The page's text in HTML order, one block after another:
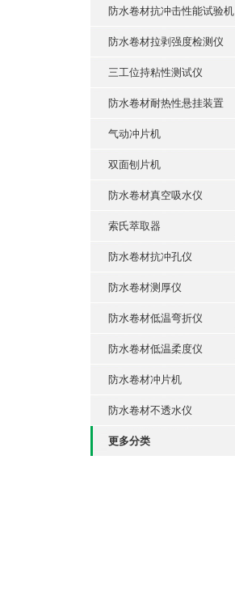
防水卷材抗冲击性能试验机
防水卷材拉剥强度检测仪
三工位持粘性测试仪
防水卷材耐热性悬挂装置
气动冲片机
双面刨片机
防水卷材真空吸水仪
索氏萃取器
防水卷材抗冲孔仪
防水卷材测厚仪
防水卷材低温弯折仪
防水卷材低温柔度仪
防水卷材冲片机
防水卷材不透水仪
更多分类